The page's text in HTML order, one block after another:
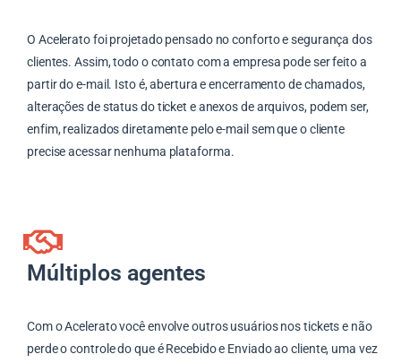
O Acelerato foi projetado pensado no conforto e segurança dos
clientes. Assim, todo o contato com a empresa pode ser feito a
partir do e-mail. Isto é, abertura e encerramento de chamados,
alterações de status do ticket e anexos de arquivos, podem ser,
enfim, realizados diretamente pelo e-mail sem que o cliente
precise acessar nenhuma plataforma.
Múltiplos agentes
Com o Acelerato você envolve outros usuários nos tickets e não
perde o controle do que é Recebido e Enviado ao cliente, uma vez